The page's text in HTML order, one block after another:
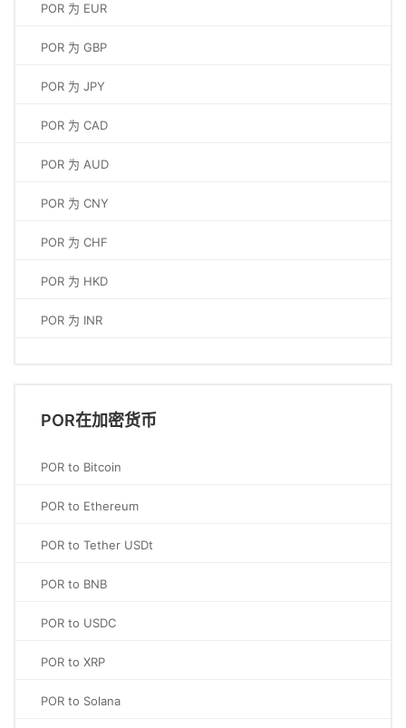
POR 为 EUR
POR 为 GBP
POR 为 JPY
POR 为 CAD
POR 为 AUD
POR 为 CNY
POR 为 CHF
POR 为 HKD
POR 为 INR
POR在加密货币
POR to Bitcoin
POR to Ethereum
POR to Tether USDt
POR to BNB
POR to USDC
POR to XRP
POR to Solana